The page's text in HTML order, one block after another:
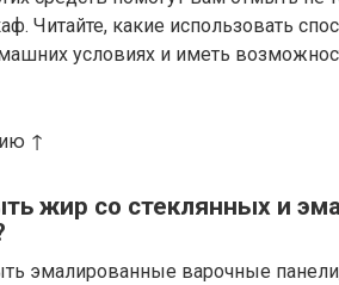
Читайте, какие использовать
условиях и иметь
↑
жир со стеклянных и
эмалированные варочные